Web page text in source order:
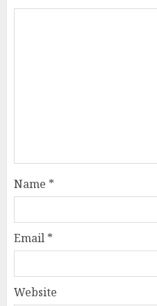
Name *
Email *
Website